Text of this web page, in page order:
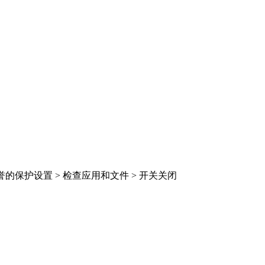
的保护设置 > 检查应用和文件 > 开关关闭